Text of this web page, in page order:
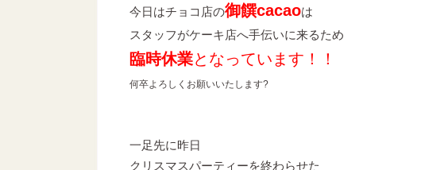
今日はチョコ店の御饌cacaoは
スタッフがケーキ店へ手伝いに来るため
臨時休業となっています！！
何卒よろしくお願いいたします?
一足先に昨日
クリスマスパーティーを終わらせた